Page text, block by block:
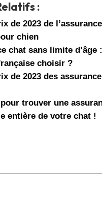
:
de 2023 de l’assurance
chien
chat sans limite d’âge
choisir ?
de 2023 des
trouver une
entière de votre chat !